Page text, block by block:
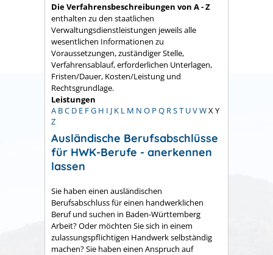
Die Verfahrensbeschreibungen von A - Z
enthalten zu den staatlichen
Verwaltungsdienstleistungen jeweils alle
wesentlichen Informationen zu
Voraussetzungen, zuständiger Stelle,
Verfahrensablauf, erforderlichen Unterlagen,
Fristen/Dauer, Kosten/Leistung und
Rechtsgrundlage.
Leistungen
A BC D E FG H I J K L M N O P Q RST UVWX Y
Z
Ausländische Berufsabschlüsse
für HWK-Berufe - anerkennen
lassen
Sie haben einen ausländischen
Berufsabschluss für einen handwerklichen
Beruf und suchen in Baden-Württemberg
Arbeit? Oder möchten Sie sich in einem
zulassungspflichtigen Handwerk selbständig
machen? Sie haben einen Anspruch auf